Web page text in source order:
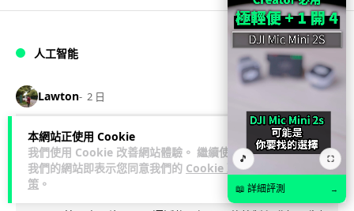
本網站正使用 Cookie
我們使用 Cookie 改善網站體驗。 繼續使用
我們的網站即表示您同意我們的 Cookie 政
策 。
人工智能
Lawton 2 日
華為科學家警告 NVIDIA 已近物理極限
華為「韜定律」可繞過摩爾定律瓶頸
華為半導體首席科學家廖恒罕見接受近 5 小時專訪，警告
🎵 ⛶
📖 詳細評測 →